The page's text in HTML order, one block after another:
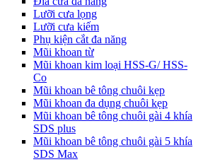
Lưỡi cưa lọng
Lưỡi cưa kiếm
Phụ kiện cắt đa năng
Mũi khoan từ
Mũi khoan kim loại HSS-G/ HSS-
Co
Mũi khoan bê tông chuôi kẹp
Mũi khoan đa dụng chuôi kẹp
Mũi khoan bê tông chuôi gài 4 khía
SDS plus
Mũi khoan bê tông chuôi gài 5 khía
SDS Max